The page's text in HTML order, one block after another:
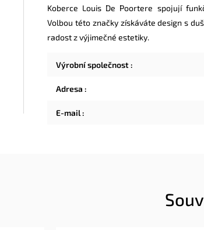
Koberce Louis De Poortere spojují
Volbou této značky získáváte design s
radost z výjimečné estetiky.
Výrobní společnost:
Adresa :
E-mail: